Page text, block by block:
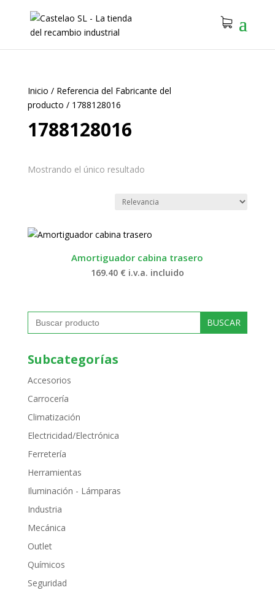
Inicio / Referencia del Fabricante del
producto / 1788128016
1788128016
Mostrando el único resultado
Amortiguador cabina trasero
169.40 € i.v.a. incluido
Buscar:
Subcategorías
Accesorios
Carrocería
Climatización
Electricidad/Electrónica
Ferretería
Herramientas
Iluminación - Lámparas
Industria
Mecánica
Outlet
Químicos
Seguridad